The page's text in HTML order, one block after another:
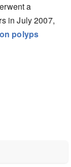
a
in July 2007,
polyps